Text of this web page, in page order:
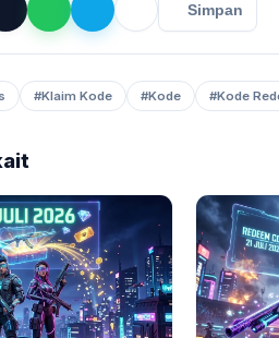
Simpan
#Klaim Kode #Kode #Kode